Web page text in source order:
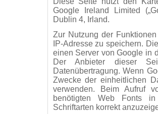
Google Ireland Limited
Dublin 4, Irland.
Zur Nutzung der
IP-Adresse zu speichern.
einen Server von Google in
Der Anbieter dieser
Datenübertragung. Wenn
Zwecke der einheitlichen
verwenden. Beim Aufruf
benötigten Web Fonts
Schriftarten korrekt